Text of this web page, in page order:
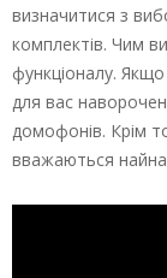
визначитися з
комплектів. Чим
функціоналу.
для вас
домофонів. Крім
вважаються